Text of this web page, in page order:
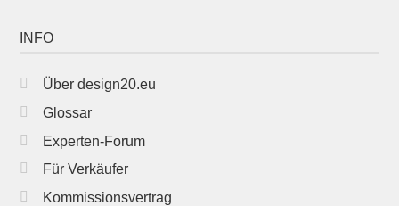
INFO
Über design20.eu
Glossar
Experten-Forum
Für Verkäufer
Kommissionsvertrag